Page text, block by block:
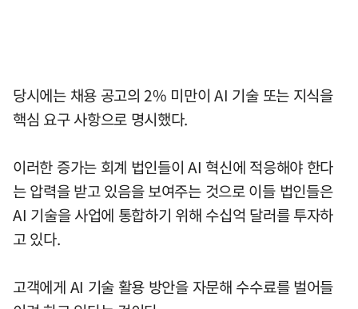
당시에는 채용 공고의 2% 미만이 AI 기술 또는 지식을
핵심 요구 사항으로 명시했다.
이러한 증가는 회계 법인들이 AI 혁신에 적응해야 한다
는 압력을 받고 있음을 보여주는 것으로 이들 법인들은
AI 기술을 사업에 통합하기 위해 수십억 달러를 투자하
고 있다.
고객에게 AI 기술 활용 방안을 자문해 수수료를 벌어들